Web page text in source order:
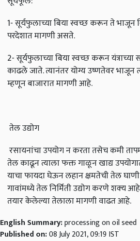
1- सूर्यफुलाच्या बिया स्वच्छ करून ते भाजून
परदेशात मागणी असते.
2- सूर्यफुलाच्या बिया स्वच्छ करून यंत्राच्या
काढले जाते. त्यानंतर योग्य उष्णतेवर भाजून
म्हणून बाजारात मागणी आहे.
तेल उद्योग
रसायनांचा उपयोग न करता तसेच कमी
तेल काढून त्याला फक्त गाळून खाद्य
याचा फायदा घेऊन लहान क्षमतेची तेल घाणी
गावांमध्ये तेल निर्मिती उद्योग करणे शक्‍य
तयार केलेल्या तेलाला मागणी वाढत आहे.
English Summary:processing on oil seed
Published on:08 July 2021, 09:19 IST